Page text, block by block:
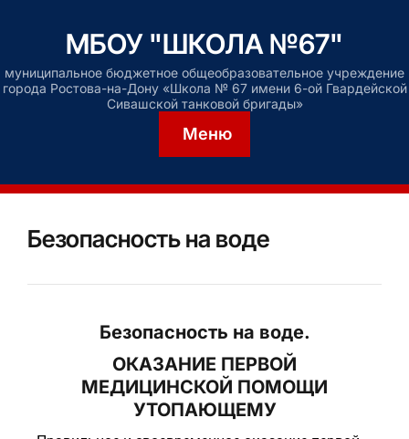
МБОУ "ШКОЛА №67"
муниципальное бюджетное общеобразовательное учреждение
города Ростова-на-Дону «Школа № 67 имени 6-ой Гвардейской
Сивашской танковой бригады»
Меню
Безопасность на воде
Безопасность на воде.
ОКАЗАНИЕ ПЕРВОЙ
МЕДИЦИНСКОЙ ПОМОЩИ
УТОПАЮЩЕМУ